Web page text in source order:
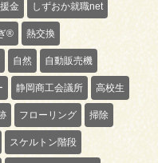
金 しずおか就職net
® 熱交換
自然 自動販売機
静岡商工会議所 高校生
フローリング 掃除
スケルトン階段